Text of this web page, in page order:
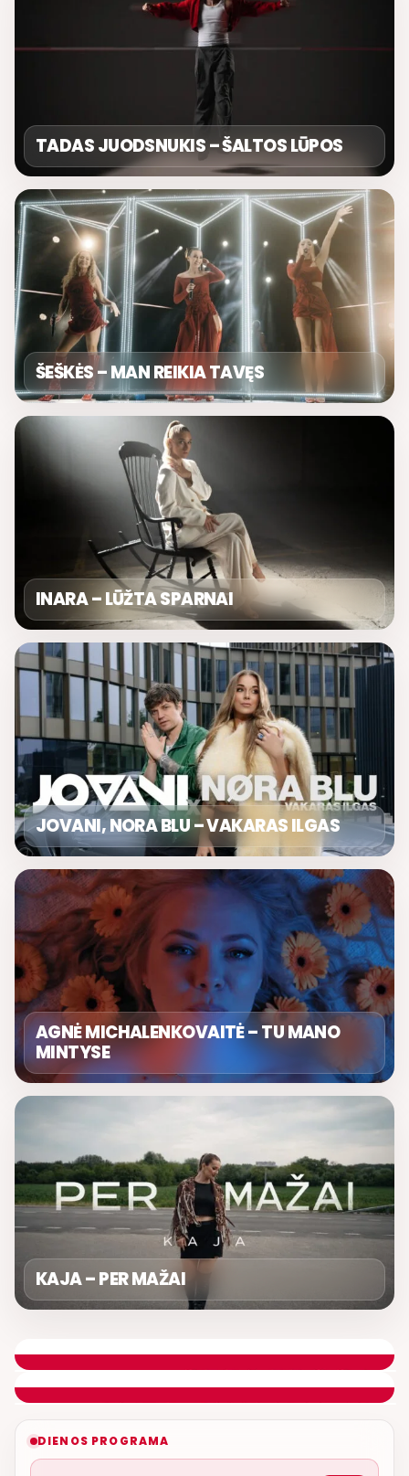
TADAS JUODSNUKIS – ŠALTOS LŪPOS
ŠEŠKĖS – MAN REIKIA TAVĘS
INARA – LŪŽTA SPARNAI
JOVANI, NORA BLU – VAKARAS ILGAS
AGNĖ MICHALENKOVAITĖ – TU MANO
MINTYSE
KAJA – PER MAŽAI
DIENOS PROGRAMA